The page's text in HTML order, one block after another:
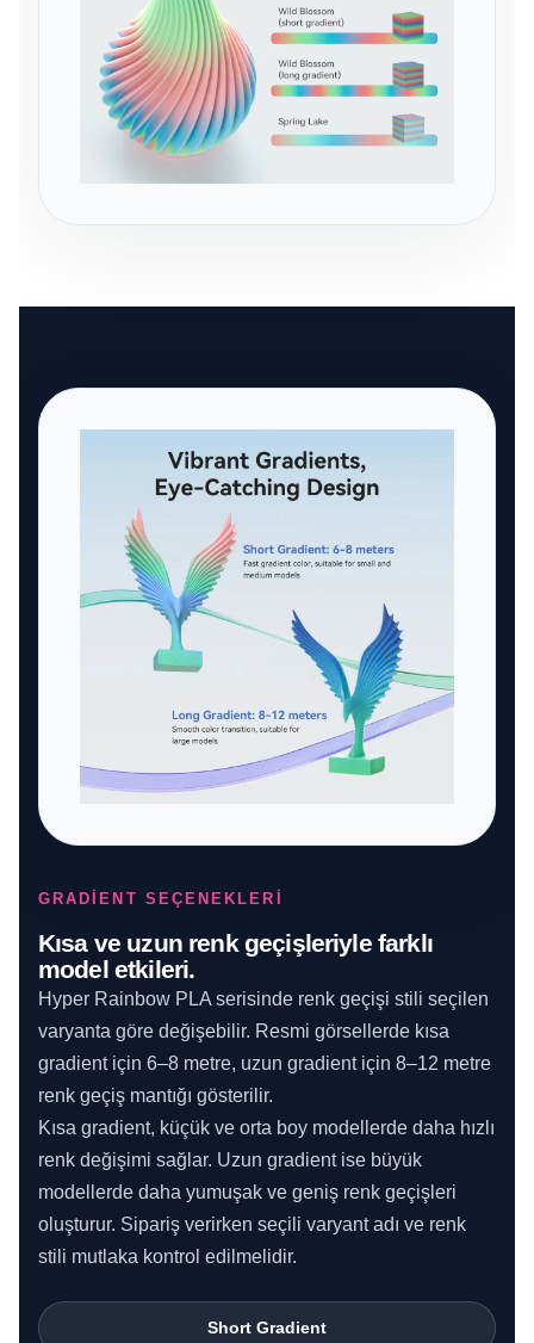
GRADIENT SEÇENEKLERI
Kısa ve uzun renk geçişleriyle farklı
model etkileri.
Hyper Rainbow PLA serisinde renk geçişi stili seçilen
varyanta göre değişebilir. Resmi görsellerde kısa
gradient için 6–8 metre, uzun gradient için 8–12 metre
renk geçiş mantığı gösterilir.
Kısa gradient, küçük ve orta boy modellerde daha hızlı
renk değişimi sağlar. Uzun gradient ise büyük
modellerde daha yumuşak ve geniş renk geçişleri
oluşturur. Sipariş verirken seçili varyant adı ve renk
stili mutlaka kontrol edilmelidir.
Short Gradient